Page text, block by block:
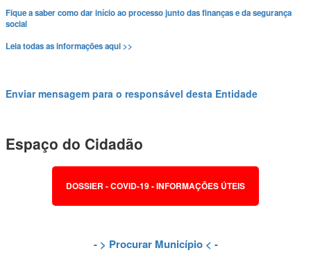
Fique a saber como dar início ao processo junto das finanças e da segurança
social
Leia todas as informações aqui >>
Enviar mensagem para o responsável desta Entidade
Espaço do Cidadão
DOSSIER - COVID-19 - INFORMAÇÕES ÚTEIS
- > Procurar Município< -